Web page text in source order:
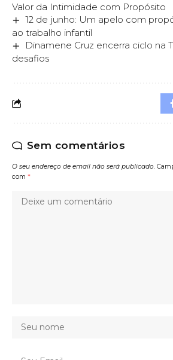
Valor da Intimidade com Propósito
12 de junho: Um apelo com
ao trabalho infantil
Dinamene Cruz encerra ciclo na
desafios
Sem comentários
O seu endereço de email não será publicado.
com *